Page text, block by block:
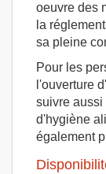
oeuvre des
la
sa pleine
Pour les
l'ouverture
suivre aussi
d'hygiène
également